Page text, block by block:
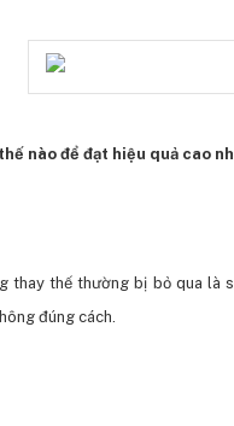
nào để đạt hiệu quả cao
thay thế thường bị bỏ qua là
đúng cách.